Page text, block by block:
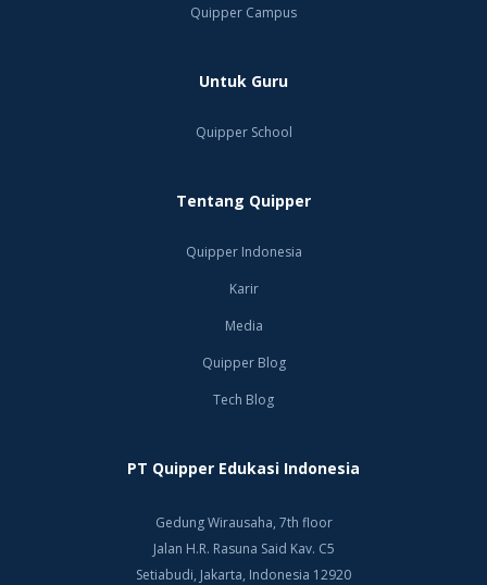
Quipper Campus
Untuk Guru
Quipper School
Tentang Quipper
Quipper Indonesia
Karir
Media
Quipper Blog
Tech Blog
PT Quipper Edukasi Indonesia
Gedung Wirausaha, 7th floor
Jalan H.R. Rasuna Said Kav. C5
Setiabudi, Jakarta, Indonesia 12920